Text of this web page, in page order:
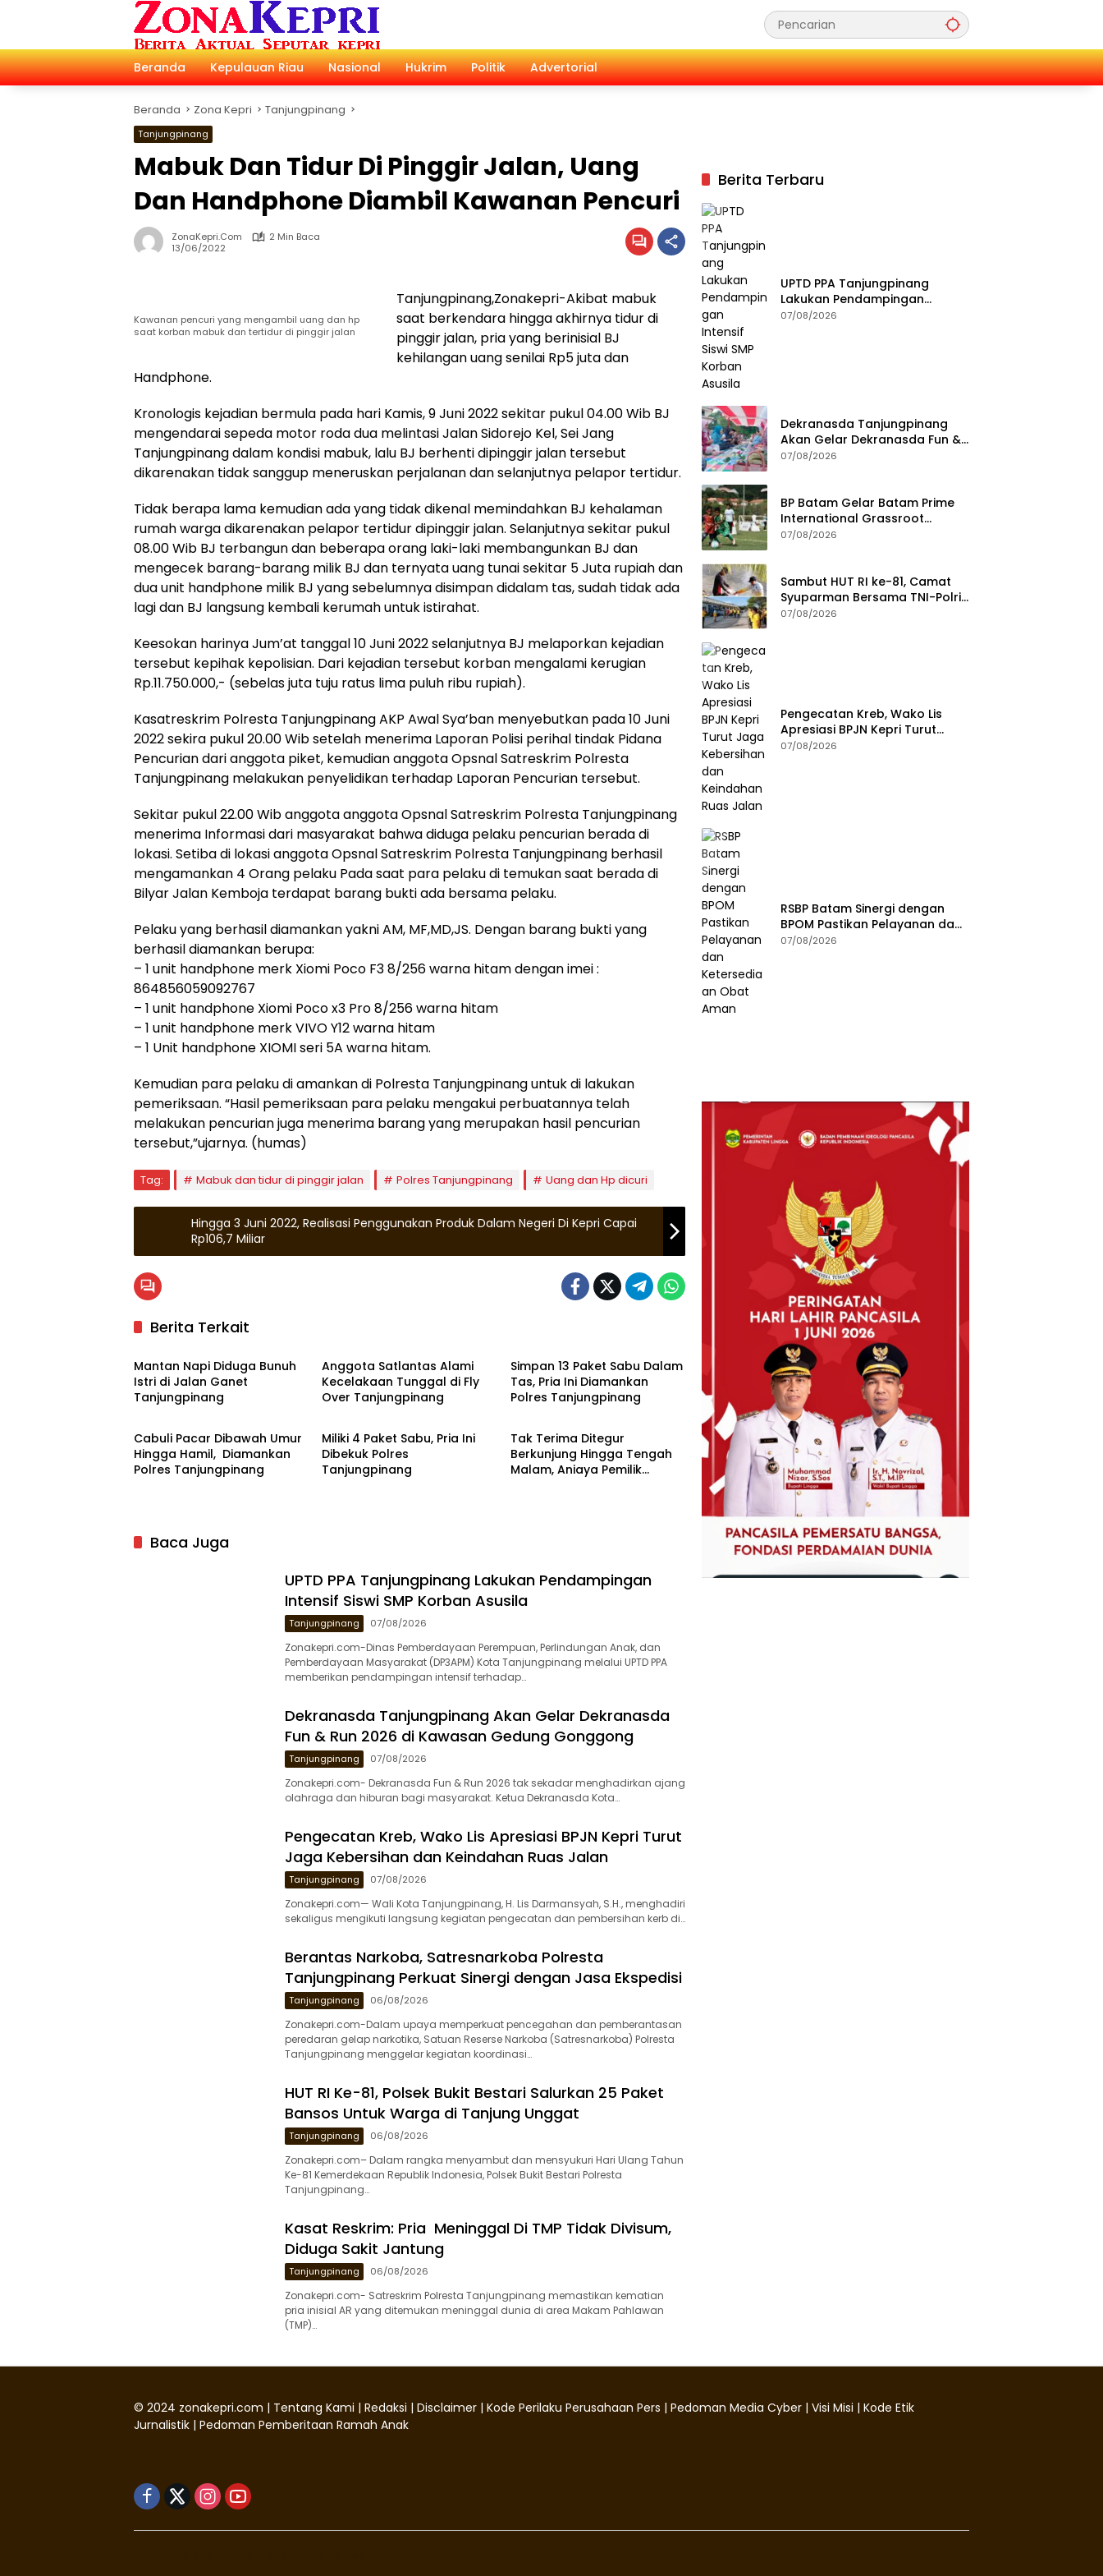
Beranda
Kepulauan Riau Nasional Hukrim Politik Advertorial
Beranda Zona Kepri Tanjungpinang
Tanjungpinang
Mabuk Dan Tidur Di Pinggir Jalan, Uang
Dan Handphone Diambil Kawanan Pencuri
ZonaKepri.com
2 Min Baca
13/06/2022
Kawanan pencuri yang mengambil uang dan hp
saat korban mabuk dan tertidur di pinggir jalan
Tanjungpinang,Zonakepri-Akibat mabuk
saat berkendara hingga akhirnya tidur di
pinggir jalan, pria yang berinisial BJ
kehilangan uang senilai Rp5 juta dan
Handphone.
Kronologis kejadian bermula pada hari Kamis, 9 Juni 2022 sekitar pukul 04.00 Wib BJ
mengendarai sepeda motor roda dua melintasi Jalan Sidorejo Kel, Sei Jang
Tanjungpinang dalam kondisi mabuk, lalu BJ berhenti dipinggir jalan tersebut
dikarenakan tidak sanggup meneruskan perjalanan dan selanjutnya pelapor tertidur.
Tidak berapa lama kemudian ada yang tidak dikenal memindahkan BJ kehalaman
rumah warga dikarenakan pelapor tertidur dipinggir jalan. Selanjutnya sekitar pukul
08.00 Wib BJ terbangun dan beberapa orang laki-laki membangunkan BJ dan
mengecek barang-barang milik BJ dan ternyata uang tunai sekitar 5 Juta rupiah dan
dua unit handphone milik BJ yang sebelumnya disimpan didalam tas, sudah tidak ada
lagi dan BJ langsung kembali kerumah untuk istirahat.
Keesokan harinya Jum’at tanggal 10 Juni 2022 selanjutnya BJ melaporkan kejadian
tersebut kepihak kepolisian. Dari kejadian tersebut korban mengalami kerugian
Rp.11.750.000,- (sebelas juta tuju ratus lima puluh ribu rupiah).
Kasatreskrim Polresta Tanjungpinang AKP Awal Sya’ban menyebutkan pada 10 Juni
2022 sekira pukul 20.00 Wib setelah menerima Laporan Polisi perihal tindak Pidana
Pencurian dari anggota piket, kemudian anggota Opsnal Satreskrim Polresta
Tanjungpinang melakukan penyelidikan terhadap Laporan Pencurian tersebut.
Sekitar pukul 22.00 Wib anggota anggota Opsnal Satreskrim Polresta Tanjungpinang
menerima Informasi dari masyarakat bahwa diduga pelaku pencurian berada di
lokasi. Setiba di lokasi anggota Opsnal Satreskrim Polresta Tanjungpinang berhasil
mengamankan 4 Orang pelaku Pada saat para pelaku di temukan saat berada di
Bilyar Jalan Kemboja terdapat barang bukti ada bersama pelaku.
Pelaku yang berhasil diamankan yakni AM, MF,MD,JS. Dengan barang bukti yang
berhasil diamankan berupa:
– 1 unit handphone merk Xiomi Poco F3 8/256 warna hitam dengan imei :
864856059092767
– 1 unit handphone Xiomi Poco x3 Pro 8/256 warna hitam
– 1 unit handphone merk VIVO Y12 warna hitam
– 1 Unit handphone XIOMI seri 5A warna hitam.
Kemudian para pelaku di amankan di Polresta Tanjungpinang untuk di lakukan
pemeriksaan. “Hasil pemeriksaan para pelaku mengakui perbuatannya telah
melakukan pencurian juga menerima barang yang merupakan hasil pencurian
tersebut,”ujarnya. (humas)
Tag: Mabuk dan tidur di pinggir jalan Polres Tanjungpinang Uang dan Hp dicuri
Hingga 3 Juni 2022, Realisasi Penggunakan Produk Dalam Negeri Di Kepri Capai
Rp106,7 Miliar
Berita Terkait
Hukrim
Mantan Napi Diduga Bunuh
Istri di Jalan Ganet
Tanjungpinang
Anggota Satlantas Alami
Kecelakaan Tunggal di Fly
Over Tanjungpinang
Simpan 13 Paket Sabu Dalam
Tas, Pria Ini Diamankan
Polres Tanjungpinang
Zona Kepri
Cabuli Pacar Dibawah Umur
Hingga Hamil, Diamankan
Polres Tanjungpinang
Tanjungpinang
Miliki 4 Paket Sabu, Pria Ini
Dibekuk Polres
Tanjungpinang
Tanjungpinang
Tak Terima Ditegur
Berkunjung Hingga Tengah
Malam, Aniaya Pemilik
Baca Juga
UPTD PPA Tanjungpinang Lakukan Pendampingan
Intensif Siswi SMP Korban Asusila
Tanjungpinang 07/08/2026
Zonakepri.com-Dinas Pemberdayaan Perempuan, Perlindungan Anak, dan
Pemberdayaan Masyarakat (DP3APM) Kota Tanjungpinang melalui UPTD PPA
memberikan pendampingan intensif terhadap…
Dekranasda Tanjungpinang Akan Gelar Dekranasda
Fun & Run 2026 di Kawasan Gedung Gonggong
Tanjungpinang 07/08/2026
Zonakepri.com- Dekranasda Fun & Run 2026 tak sekadar menghadirkan ajang
olahraga dan hiburan bagi masyarakat. Ketua Dekranasda Kota…
Pengecatan Kreb, Wako Lis Apresiasi BPJN Kepri Turut
Jaga Kebersihan dan Keindahan Ruas Jalan
Tanjungpinang 07/08/2026
Zonakepri.com— Wali Kota Tanjungpinang, H. Lis Darmansyah, S.H., menghadiri
sekaligus mengikuti langsung kegiatan pengecatan dan pembersihan kerb di…
Berantas Narkoba, Satresnarkoba Polresta
Tanjungpinang Perkuat Sinergi dengan Jasa Ekspedisi
Tanjungpinang 06/08/2026
Zonakepri.com-Dalam upaya memperkuat pencegahan dan pemberantasan
peredaran gelap narkotika, Satuan Reserse Narkoba (Satresnarkoba) Polresta
Tanjungpinang menggelar kegiatan koordinasi…
HUT RI Ke-81, Polsek Bukit Bestari Salurkan 25 Paket
Bansos Untuk Warga di Tanjung Unggat
Tanjungpinang 06/08/2026
Zonakepri.com– Dalam rangka menyambut dan mensyukuri Hari Ulang Tahun
Ke-81 Kemerdekaan Republik Indonesia, Polsek Bukit Bestari Polresta
Tanjungpinang…
Kasat Reskrim: Pria Meninggal Di TMP Tidak Divisum,
Diduga Sakit Jantung
Tanjungpinang 06/08/2026
Zonakepri.com- Satreskrim Polresta Tanjungpinang memastikan kematian
pria inisial AR yang ditemukan meninggal dunia di area Makam Pahlawan
(TMP)…
Berita Terbaru
UPTD PPA Tanjungpinang
Lakukan Pendampingan
Intensif Siswi SMP Korban
07/08/2026
Dekranasda Tanjungpinang
Akan Gelar Dekranasda Fun &
Run 2026 di Kawasan Gedung
07/08/2026
BP Batam Gelar Batam Prime
International Grassroot
Football Festival 2026
07/08/2026
Sambut HUT RI ke-81, Camat
Syuparman Bersama TNI-Polri
dan Instansi Goro di Pantai
07/08/2026
Pengecatan Kreb, Wako Lis
Apresiasi BPJN Kepri Turut
Jaga Kebersihan dan
07/08/2026
RSBP Batam Sinergi dengan
BPOM Pastikan Pelayanan dan
Ketersediaan Obat Aman
07/08/2026
© 2024 zonakepri.com | Tentang Kami | Redaksi | Disclaimer | Kode Perilaku Perusahaan Pers | Pedoman Media Cyber | Visi Misi | Kode Etik
Jurnalistik | Pedoman Pemberitaan Ramah Anak